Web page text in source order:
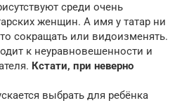
среди очень
женщин. А имя у татар ни
сокращать или видоизменять.
к неуравновешенности и
Кстати, при неверно
выбрать для ребёнка